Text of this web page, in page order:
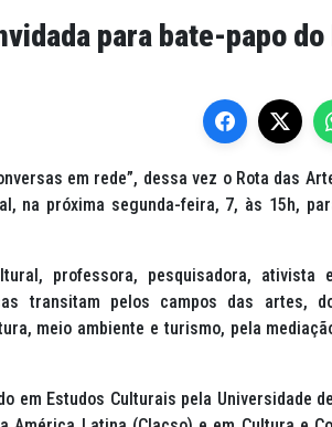
para bate-papo do
em rede”, dessa vez o Rota das
na próxima segunda-feira, 7, às 15h,
professora, pesquisadora, ativista
transitam pelos campos das artes,
meio ambiente e turismo, pela
em Estudos Culturais pela Universidade